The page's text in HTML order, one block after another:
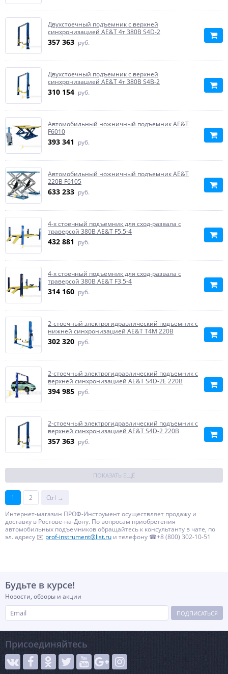
Двухстоечный подъемник с верхней
синхронизацией AE&T 4т 380В S4D-2
357 363 руб.
Двухстоечный подъемник с верхней
синхронизацией AE&T 4т 380В S4B-2
310 154 руб.
Автомобильный ножничный подъемник AE&T
F6010
393 341 руб.
Автомобильный ножничный подъемник AE&T
220В F6105
633 233 руб.
4-х стоечный подъемник для сход-развала с
траверсой 380В AE&T F5.5-4
432 881 руб.
4-х стоечный подъемник для сход-развала с
траверсой 380В AE&T F3.5-4
314 160 руб.
2-стоечный электрогидравлический подъемник с
нижней синхронизацией AE&T T4M 220B
302 320 руб.
2-стоечный электрогидравлический подъемник с
верхней синхронизацией AE&T S4D-2E 220B
394 985 руб.
2-стоечный электрогидравлический подъемник с
верхней синхронизацией AE&T S4D-2 220B
357 363 руб.
ПОКАЗАТЬ ЕЩЁ
1 2
Ctrl →
Интернет-магазин ПРОФ-Инструмент осуществляет продажу и
доставку в Ростове-на-Дону. По вопросам приобретения
автомобильных подъемников обращайтесь к консультанту в чате, по
эл. адресу ✉️ prof-instrument@list.ru и телефону ☎+8 (800) 302-10-51
Будьте в курсе!
Новости, обзоры и акции
ПОДПИСАТЬСЯ
Присоединяйтесь